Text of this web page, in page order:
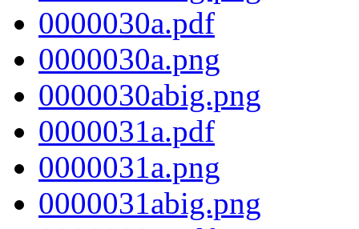
0000030a.pdf
0000030a.png
0000030abig.png
0000031a.pdf
0000031a.png
0000031abig.png